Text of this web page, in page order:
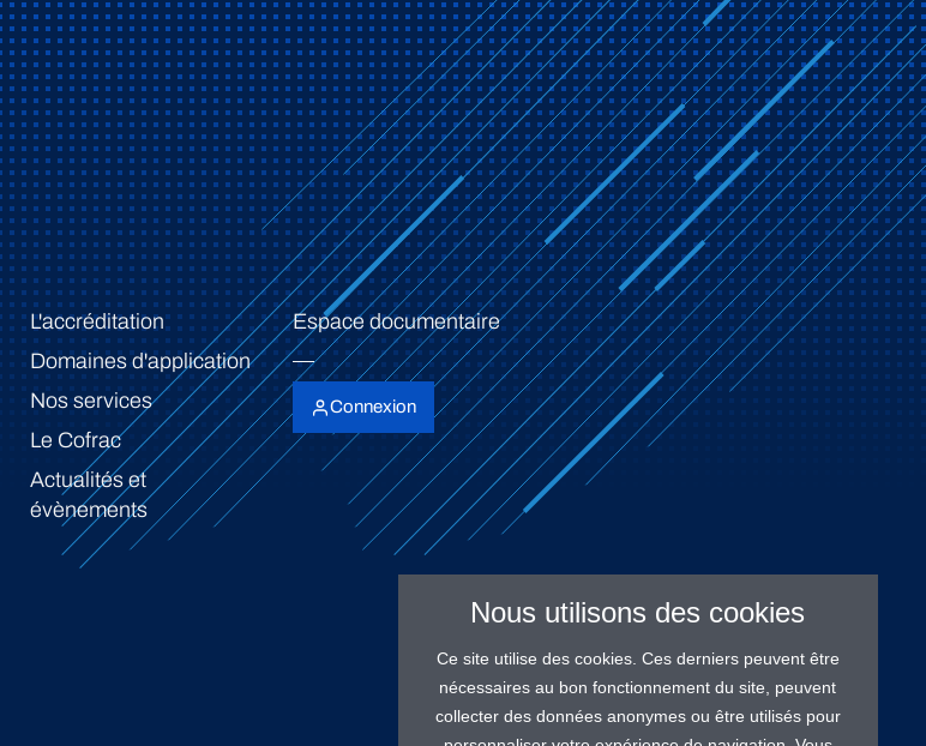
L'accréditation
Domaines d'application
Nos services
Le Cofrac
Actualités et
évènements
Espace documentaire
Connexion
Nous utilisons des cookies
Ce site utilise des cookies. Ces derniers peuvent être
nécessaires au bon fonctionnement du site, peuvent
collecter des données anonymes ou être utilisés pour